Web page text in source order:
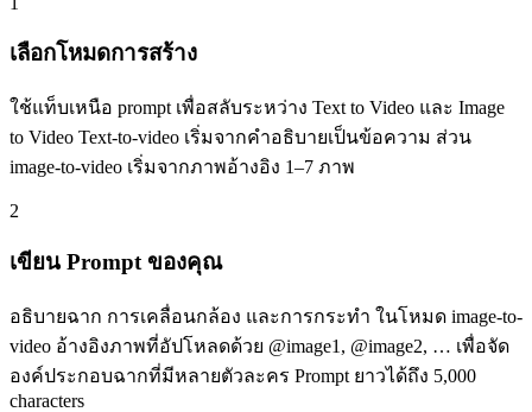
เลือกโหมดการสร้าง
ใช้แท็บเหนือ prompt เพื่อสลับระหว่าง Text to Video และ Image
to Video Text-to-video เริ่มจากคำอธิบายเป็นข้อความ ส่วน
image-to-video เริ่มจากภาพอ้างอิง 1–7 ภาพ
2
เขียน Prompt ของคุณ
อธิบายฉาก การเคลื่อนกล้อง และการกระทำ ในโหมด image-to-
video อ้างอิงภาพที่อัปโหลดด้วย @image1, @image2, … เพื่อจัด
องค์ประกอบฉากที่มีหลายตัวละคร Prompt ยาวได้ถึง 5,000
characters